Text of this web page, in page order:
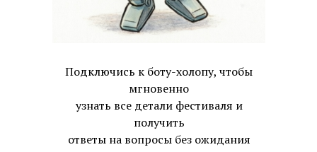
Подключись к боту-холопу, чтобы
мгновенно
узнать все детали фестиваля и
получить
ответы на вопросы без ожидания